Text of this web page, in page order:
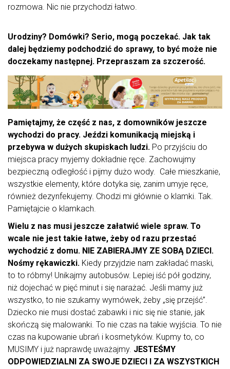
rozmowa. Nic nie przychodzi łatwo.
Urodziny? Domówki? Serio, mogą poczekać. Jak tak
dalej będziemy podchodzić do sprawy, to być może nie
doczekamy następnej. Przepraszam za szczerość.
Pamiętajmy, że część z nas, z domowników jeszcze
wychodzi do pracy. Jeździ komunikacją miejską i
przebywa w dużych skupiskach ludzi. Po przyjściu do
miejsca pracy myjemy dokładnie ręce. Zachowujmy
bezpieczną odległość i pijmy dużo wody. Całe mieszkanie,
wszystkie elementy, które dotyka się, zanim umyje ręce,
również dezynfekujemy. Chodzi mi głównie o klamki. Tak.
Pamiętajcie o klamkach.
Wielu z nas musi jeszcze załatwić wiele spraw. To
wcale nie jest takie łatwe, żeby od razu przestać
wychodzić z domu. NIE ZABIERAJMY ZE SOBĄ DZIECI.
Nośmy rękawiczki. Kiedy przyjdzie nam zakładać maski,
to to róbmy! Unikajmy autobusów. Lepiej iść pół godziny,
niż dojechać w pięć minut i się narażać. Jeśli mamy już
wszystko, to nie szukamy wymówek, żeby „się przejść”.
Dziecko nie musi dostać zabawki i nic się nie stanie, jak
skończą się malowanki. To nie czas na takie wyjścia. To nie
czas na kupowanie ubrań i kosmetyków. Kupmy to, co
MUSIMY i już naprawdę uważajmy. JESTEŚMY
ODPOWIEDZIALNI ZA SWOJE DZIECI I ZA WSZYSTKICH